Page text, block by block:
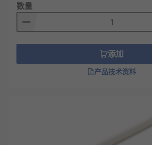
数量
添加
产品技术资料